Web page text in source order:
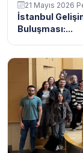
21 Mayıs 2026
İstanbul
Buluşması:...